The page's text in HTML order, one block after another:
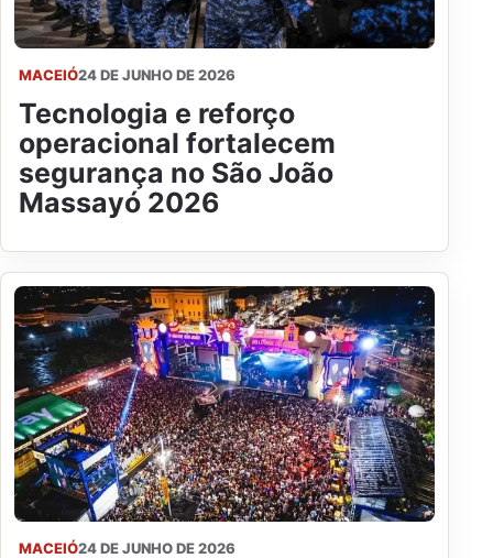
MACEIÓ24 DE JUNHO DE 2026
Tecnologia e reforço
operacional fortalecem
segurança no São João
Massayó 2026
MACEIÓ24 DE JUNHO DE 2026